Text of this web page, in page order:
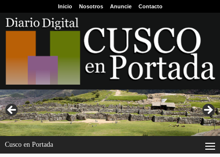
Inicio Nosotros Anuncie Contacto
Cusco en Portada